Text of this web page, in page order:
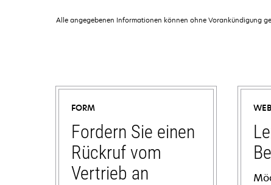
Alle angegebenen Informationen können ohne Vorankündigung
FORM
Fordern Sie einen
Rückruf vom
Vertrieb an